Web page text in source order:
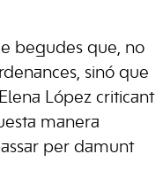
begudes que, no
sinó que
López criticant
manera
per damunt